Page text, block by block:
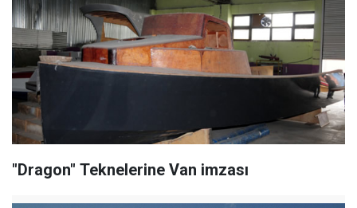
"Dragon" Teknelerine Van imzası